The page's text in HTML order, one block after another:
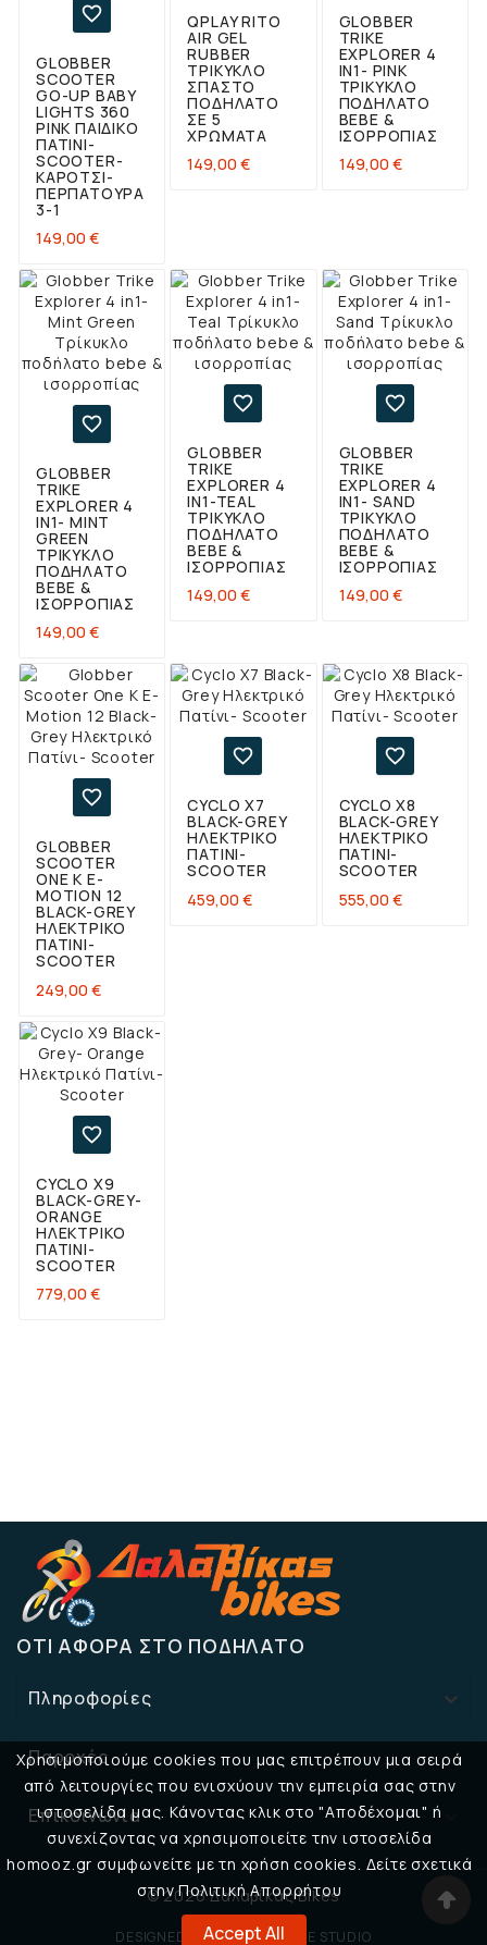
Χρησιμοποιούμε cookies που μας επιτρέπουν μια σειρά
από λειτουργίες που ενισχύουν την εμπειρία σας στην
ιστοσελίδα μας. Κάνοντας κλικ στο "Αποδέχομαι" ή
συνεχίζοντας να χρησιμοποιείτε την ιστοσελίδα
homooz.gr συμφωνείτε με τη χρήση cookies. Δείτε σχετικά
στην Πολιτική Απορρήτου
Accept All

GLOBBER
SCOOTER
GO-UP BABY
LIGHTS 360
PINK ΠΑΙΔΙΚΌ
ΠΑΤΊΝΙ-
SCOOTER-
ΚΑΡΌΤΣΙ-
ΠΕΡΠΑΤΟΎΡΑ
3-1
149,00 €
QPLAY RITO
AIR GEL
RUBBER
ΤΡΊΚΥΚΛΟ
ΣΠΑΣΤΌ
ΠΟΔΉΛΑΤΟ
ΣΕ 5
ΧΡΏΜΑΤΑ
149,00 €
GLOBBER
TRIKE
EXPLORER 4
IN1- PINK
ΤΡΊΚΥΚΛΟ
ΠΟΔΉΛΑΤΟ
BEBE &
ΙΣΟΡΡΟΠΊΑΣ
149,00 €

GLOBBER
TRIKE
EXPLORER 4
IN1- MINT
GREEN
ΤΡΊΚΥΚΛΟ
ΠΟΔΉΛΑΤΟ
BEBE &
ΙΣΟΡΡΟΠΊΑΣ
149,00 €

GLOBBER
TRIKE
EXPLORER 4
IN1-TEAL
ΤΡΊΚΥΚΛΟ
ΠΟΔΉΛΑΤΟ
BEBE &
ΙΣΟΡΡΟΠΊΑΣ
149,00 €

GLOBBER
TRIKE
EXPLORER 4
IN1- SAND
ΤΡΊΚΥΚΛΟ
ΠΟΔΉΛΑΤΟ
BEBE &
ΙΣΟΡΡΟΠΊΑΣ
149,00 €

GLOBBER
SCOOTER
ONE K E-
MOTION 12
BLACK-GREY
ΗΛΕΚΤΡΙΚΌ
ΠΑΤΊΝΙ-
SCOOTER
249,00 €

CYCLO X7
BLACK-GREY
ΗΛΕΚΤΡΙΚΌ
ΠΑΤΊΝΙ-
SCOOTER
459,00 €

CYCLO X8
BLACK-GREY
ΗΛΕΚΤΡΙΚΌ
ΠΑΤΊΝΙ-
SCOOTER
555,00 €

CYCLO X9
BLACK-GREY-
ORANGE
ΗΛΕΚΤΡΙΚΌ
ΠΑΤΊΝΙ-
SCOOTER
779,00 €
ΌΤΙ ΑΦΟΡΆ ΣΤΟ ΠΟΔΉΛΑΤΟ
Πληροφορίες 
Παροχές 
Επικοινωνία 
© 2026 Δαλαβίκας Bikes
DESIGNED BY32BIT CREATIVE STUDIO